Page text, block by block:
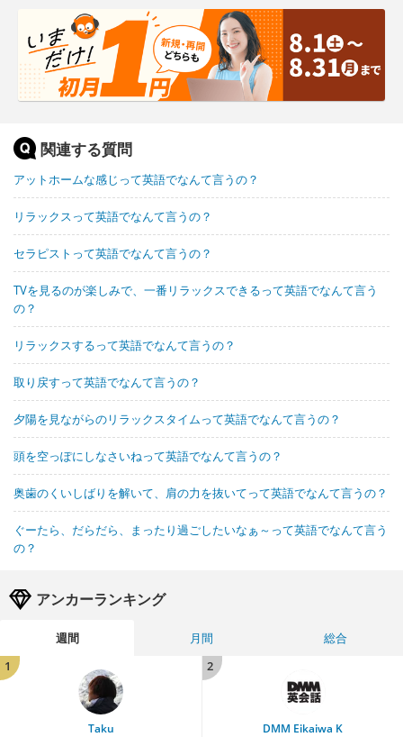
関連する質問
アットホームな感じって英語でなんて言うの？
リラックスって英語でなんて言うの？
セラピストって英語でなんて言うの？
TVを見るのが楽しみで、一番リラックスできるって英語でなんて言う
の？
リラックスするって英語でなんて言うの？
取り戻すって英語でなんて言うの？
夕陽を見ながらのリラックスタイムって英語でなんて言うの？
頭を空っぽにしなさいねって英語でなんて言うの？
奥歯のくいしばりを解いて、肩の力を抜いてって英語でなんて言うの？
ぐーたら、だらだら、まったり過ごしたいなぁ～って英語でなんて言う
の？
アンカーランキング
週間 月間
総合
1
Taku
2
DMM Eikaiwa K